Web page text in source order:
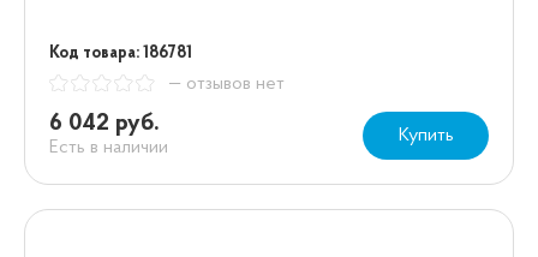
Код товара: 186781
— отзывов нет
6 042 руб.
Есть в наличии
Купить